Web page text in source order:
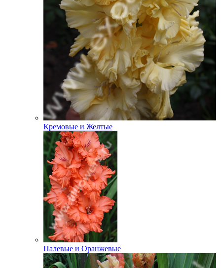
Кремовые и Желтые
Палевые и Оранжевые